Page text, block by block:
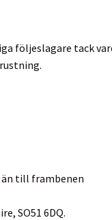
följeslagare tack
till frambenen
SO51 6DQ.